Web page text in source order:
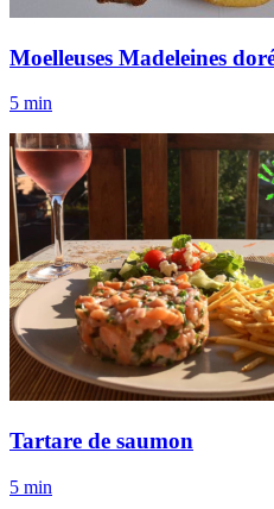
Moelleuses Madeleines
5 min
Tartare de saumon
5 min